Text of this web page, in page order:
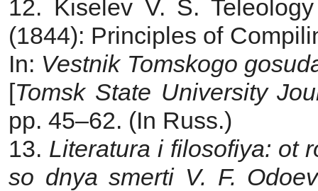
12. Kiselev V. S.
(1844): Principles of
In: Vestnik Tomskogo
[Tomsk State University
pp. 45–62. (In Russ.)
13. Literatura i filosofiya: ot
so dnya smerti V. F.